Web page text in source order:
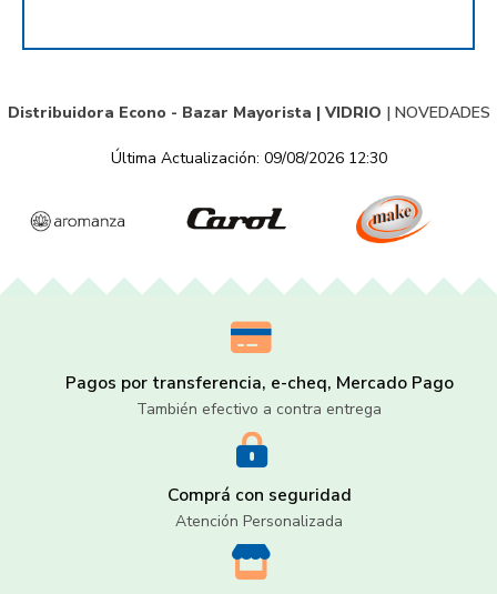
Distribuidora Econo - Bazar Mayorista | VIDRIO | NOVEDADES
Última Actualización: 09/08/2026 12:30
Pagos por transferencia, e-cheq, Mercado Pago
También efectivo a contra entrega
Comprá con seguridad
Atención Personalizada